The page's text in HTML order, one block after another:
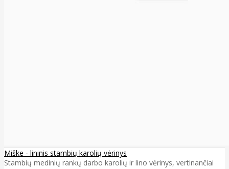
Miške - lininis stambių karolių vėrinys
Stambių medinių rankų darbo karolių ir lino vėrinys, vertinančiai